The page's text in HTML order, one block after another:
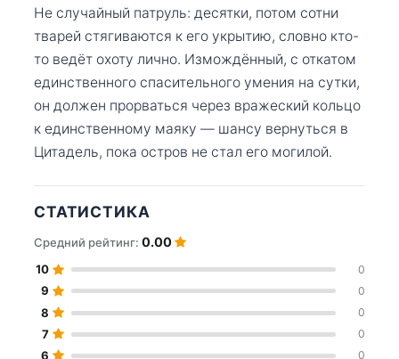
Не случайный патруль: десятки, потом сотни
тварей стягиваются к его укрытию, словно кто-
то ведёт охоту лично. Измождённый, с откатом
единственного спасительного умения на сутки,
он должен прорваться через вражеский кольцо
к единственному маяку — шансу вернуться в
Цитадель, пока остров не стал его могилой.
СТАТИСТИКА
Средний рейтинг: 0.00
10 0
9 0
8 0
7 0
6 0